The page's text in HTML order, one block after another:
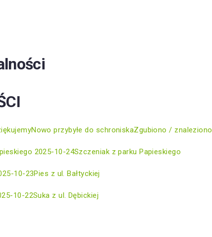
Nowo przybyłe do schroniskaZgubiono / znaleziono
2025-10-24Szczeniak z parku Papieskiego
10-23Pies z ul. Bałtyckiej
10-22Suka z ul. Dębickiej